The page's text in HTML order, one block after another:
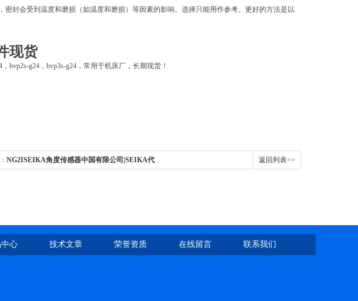
封会受到温度和磨损（如温度和磨损）等因素的影响。选择只能用作参考。更好的方法是以
现货
bvp2s-g24，bvp3s-g24，常用于机床厂，长期现货！
NG2ISEIKA角度传感器中国有限公司|SEIKA代 返回列表>>
心 技术文章 荣誉资质 在线留言 联系我们